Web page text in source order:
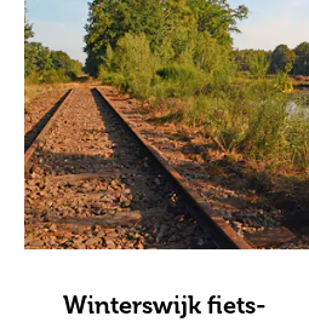
Winterswijk fiets-